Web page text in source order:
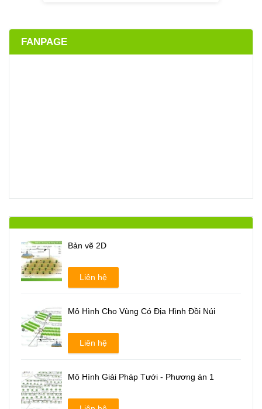
FANPAGE
Bản vẽ 2D
Liên hệ
Mô Hình Cho Vùng Có Địa Hình Đồi Núi
Liên hệ
Mô Hình Giải Pháp Tưới - Phương án 1